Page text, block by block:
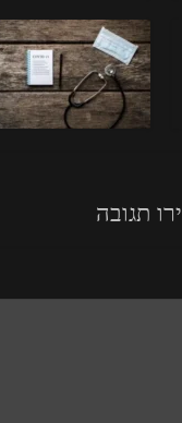
תגובה